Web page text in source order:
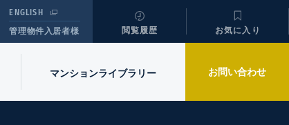
ENGLISH
管理物件入居者様
閲覧履歴 お気に入り
マンションライブラリー お問い合わせ